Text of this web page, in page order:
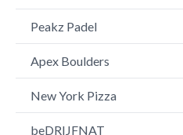
Peakz Padel
Apex Boulders
New York Pizza
beDRIJFNAT